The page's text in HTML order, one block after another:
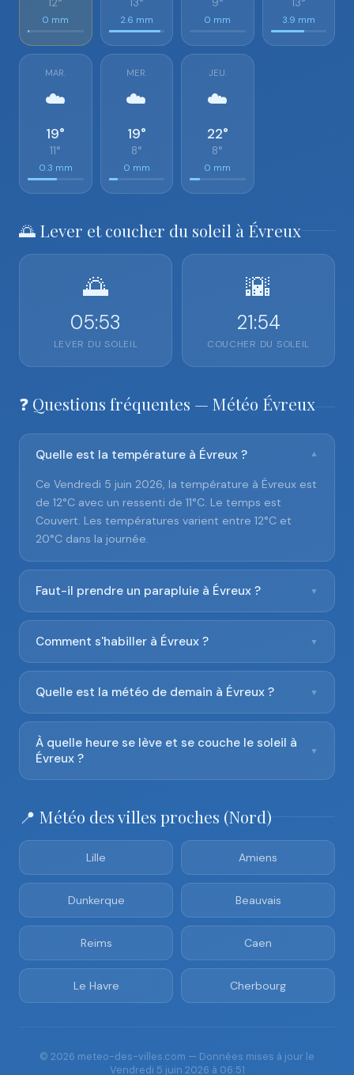
12°
0 mm
13°
2.6 mm
9°
0 mm
13°
3.9 mm
MAR.
☁️
19°
11°
0.3 mm
MER.
☁️
19°
8°
0 mm
JEU.
☁️
22°
8°
0 mm
🌅 Lever et coucher du soleil à Évreux
🌅
05:53
LEVER DU SOLEIL
🌇
21:54
COUCHER DU SOLEIL
❓ Questions fréquentes — Météo Évreux
Quelle est la température à Évreux ? ▼
Ce Vendredi 5 juin 2026, la température à Évreux est
de 12°C avec un ressenti de 11°C. Le temps est
Couvert. Les températures varient entre 12°C et
20°C dans la journée.
Faut-il prendre un parapluie à Évreux ? ▼
Comment s'habiller à Évreux ? ▼
Quelle est la météo de demain à Évreux ? ▼
À quelle heure se lève et se couche le soleil à
Évreux ?
▼
📍 Météo des villes proches (Nord)
Lille Amiens
Dunkerque Beauvais
Reims Caen
Le Havre Cherbourg
© 2026 meteo-des-villes.com — Données mises à jour le
Vendredi 5 juin 2026 à 06:51